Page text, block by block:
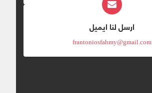
ارسل لنا ايميل
frantoniosfahmy@gmail.com